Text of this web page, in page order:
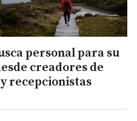
personal para su
creadores de
recepcionistas